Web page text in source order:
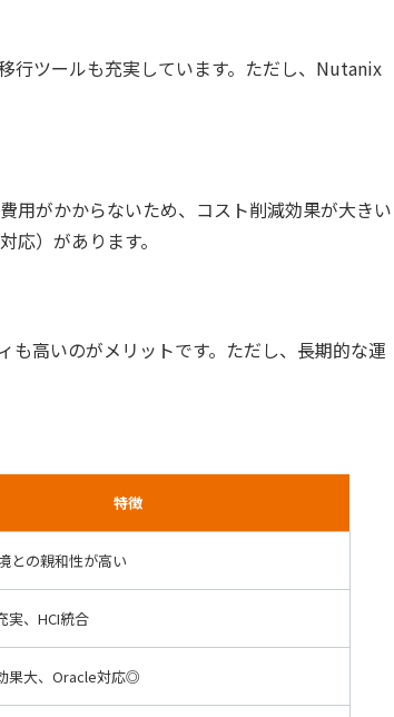
行ツールも充実しています。ただし、Nutanix
用がかからないため、コスト削減効果が大きい
）があります。
も高いのがメリットです。ただし、長期的な運
特徴
との親和性が高い
実、HCI統合
果大、Oracle対応◎